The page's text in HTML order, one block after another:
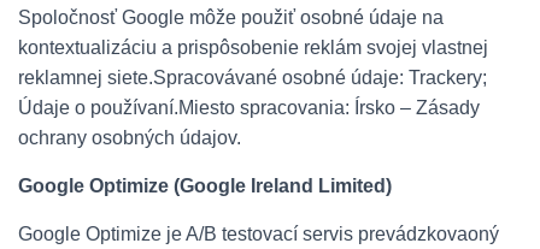
Spoločnosť Google môže použiť osobné údaje na
kontextualizáciu a prispôsobenie reklám svojej vlastnej
reklamnej siete.Spracovávané osobné údaje: Trackery;
Údaje o používaní.Miesto spracovania: Írsko – Zásady
ochrany osobných údajov.
Google Optimize (Google Ireland Limited)
Google Optimize je A/B testovací servis prevádzkovaoný